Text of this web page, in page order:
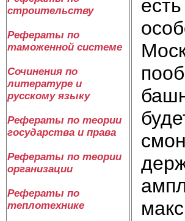
строительству
Рефераты по
таможенной системе
Сочинения по
литературе и
русскому языку
Рефераты по теории
государства и права
Рефераты по теории
организации
Рефераты по
теплотехнике